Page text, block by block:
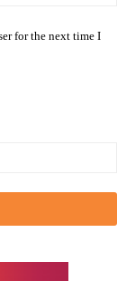
for the next time I